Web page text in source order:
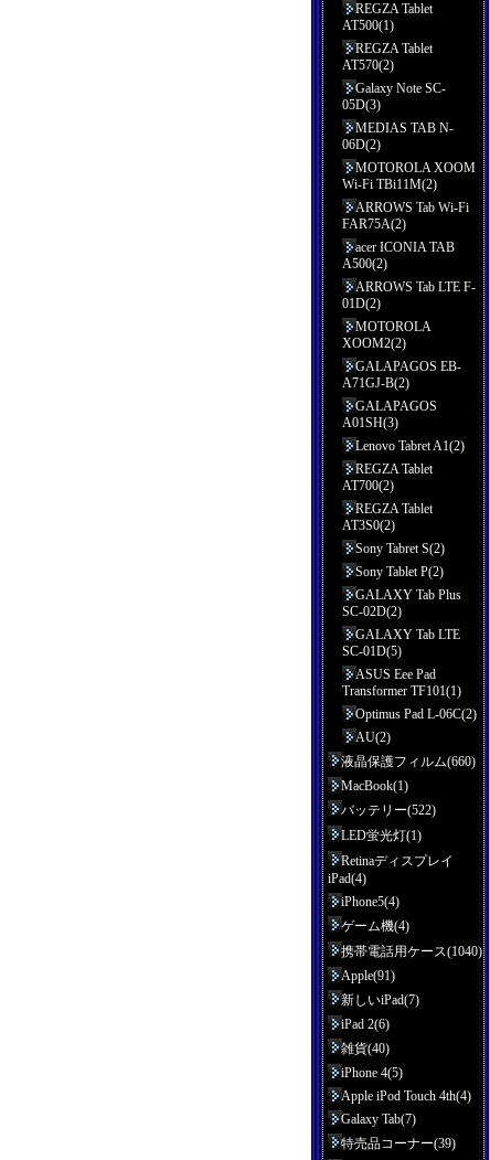
REGZA Tablet
AT500(1)
REGZA Tablet
AT570(2)
Galaxy Note SC-
05D(3)
MEDIAS TAB N-
06D(2)
MOTOROLA XOOM
Wi-Fi TBi11M(2)
ARROWS Tab Wi-Fi
FAR75A(2)
acer ICONIA TAB
A500(2)
ARROWS Tab LTE F-
01D(2)
MOTOROLA
XOOM2(2)
GALAPAGOS EB-
A71GJ-B(2)
GALAPAGOS
A01SH(3)
Lenovo Tabret A1(2)
REGZA Tablet
AT700(2)
REGZA Tablet
AT3S0(2)
Sony Tabret S(2)
Sony Tablet P(2)
GALAXY Tab Plus
SC-02D(2)
GALAXY Tab LTE
SC-01D(5)
ASUS Eee Pad
Transformer TF101(1)
Optimus Pad L-06C(2)
AU(2)
液晶保護フィルム(660)
MacBook(1)
バッテリー(522)
LED蛍光灯(1)
Retinaディスプレイ
iPad(4)
iPhone5(4)
ゲーム機(4)
携帯電話用ケース(1040)
Apple(91)
新しいiPad(7)
iPad 2(6)
雑貨(40)
iPhone 4(5)
Apple iPod Touch 4th(4)
Galaxy Tab(7)
特売品コーナー(39)